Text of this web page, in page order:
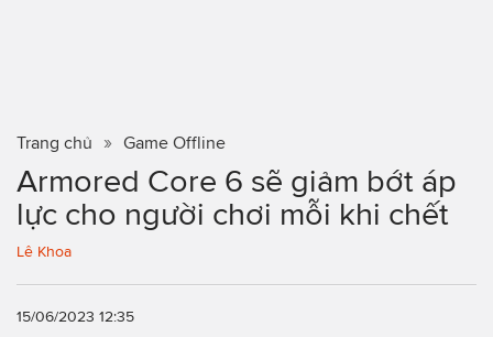
Trang chủ Game Offline
Armored Core 6 sẽ giảm bớt áp
lực cho người chơi mỗi khi chết
Lê Khoa
15/06/2023 12:35